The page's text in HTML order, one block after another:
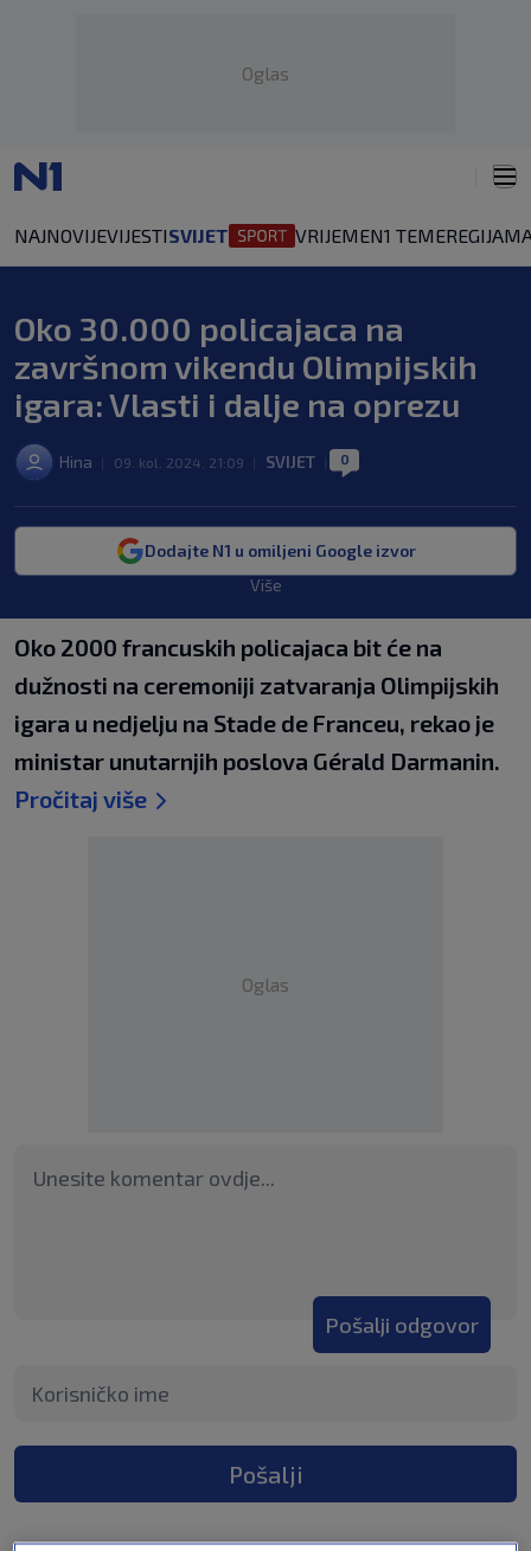
Oglas
NAJNOVIJEVIJESTISVIJET VRIJEMEN1 TEMEREGIJA
Oko 30.000 policajaca na
završnom vikendu Olimpijskih
igara: Vlasti i dalje na oprezu
Hina 09. kol. 2024. 21:09 SVIJET 0
Dodajte N1 u omiljeni Google izvor
Više
Oko 2000 francuskih policajaca bit će na
dužnosti na ceremoniji zatvaranja Olimpijskih
igara u nedjelju na Stade de Franceu, rekao je
ministar unutarnjih poslova Gérald Darmanin.
Pročitaj više
Oglas
Pošalji odgovor
Pošalji